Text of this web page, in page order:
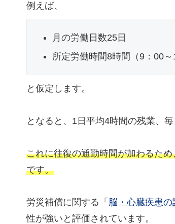
例えば、
月の労働日数25日
所定労働時間8時間（9：00～
と仮定します。
となると、1日平均4時間の残業、
これに往復の通勤時間が加わるた
です。
労災補償に関する「 脳・心臓疾患
性が強いと評価されています。